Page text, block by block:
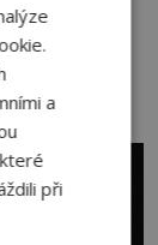
(*1947)
se
ze
to Dreyfuss
a
při